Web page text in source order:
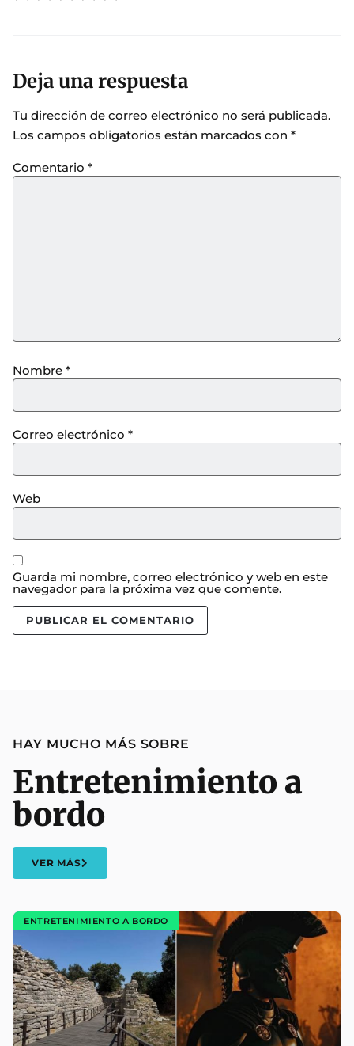
Deja una respuesta
Tu dirección de correo electrónico no será publicada.
Los campos obligatorios están marcados con *
Comentario *
Nombre *
Correo electrónico *
Web
Guarda mi nombre, correo electrónico y web en este
navegador para la próxima vez que comente.
HAY MUCHO MÁS SOBRE
Entretenimiento a
bordo
VER MÁS
ENTRETENIMIENTO A BORDO